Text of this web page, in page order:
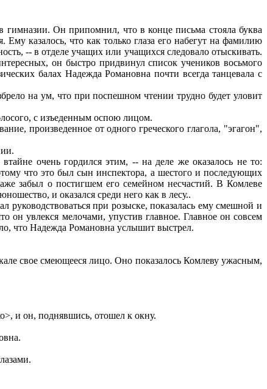
Он припомнил, что в конце письма стояла буква
казалось, что как только глаза его набегут на фамилию
-- в отделе учащих или учащихся следовало отыскивать.
он быстро придвинул список учеников восьмого
балах Надежда Романовна почти всегда танцевала с
на ум, что при поспешном чтении трудно будет уловит
с изъеденным оспою лицом.
произведенное от одного греческого глагола, "эгагон",
очень гордился этим, -- на деле же оказалось не то:
что это был сын инспектора, а шестого и последующих
забыл о постигшем его семейном несчастий. В Комлеве
и оказался среди него как в лесу..
при розыске, показалась ему смешной и
он увлекся мелочами, упустив главное. Главное он совсем
что Надежда Романовна услышит выстрел.
свое смеющееся лицо. Оно показалось Комлеву ужасным,
и он, поднявшись, отошел к окну.